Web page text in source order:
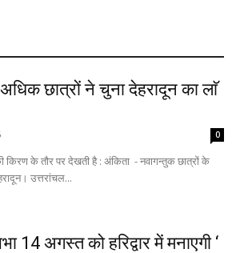
छात्रों ने चुना देहरादून का लाॅ
0
में आज दीक्षारम्भ कार्यक्रम देहरादून। उत्तरांचल...
14 अगस्त को हरिद्वार में मनाएगी ‘